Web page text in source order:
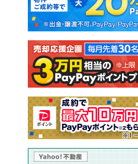
新築一戸建て
注文住宅
売却査定